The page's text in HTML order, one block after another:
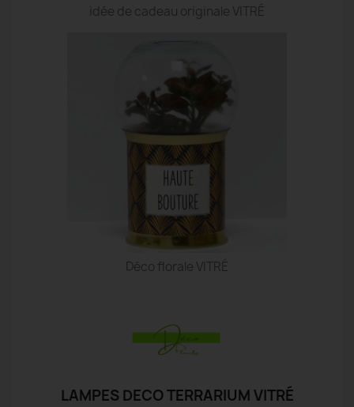
idée de cadeau originale VITRÉ
Déco florale VITRÉ
LAMPES DECO TERRARIUM VITRÉ